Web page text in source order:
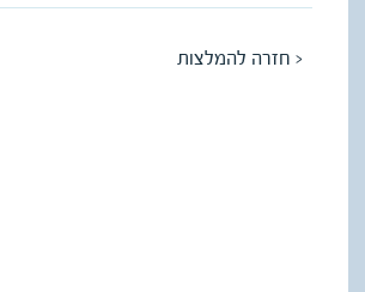
< חזרה להמלצות